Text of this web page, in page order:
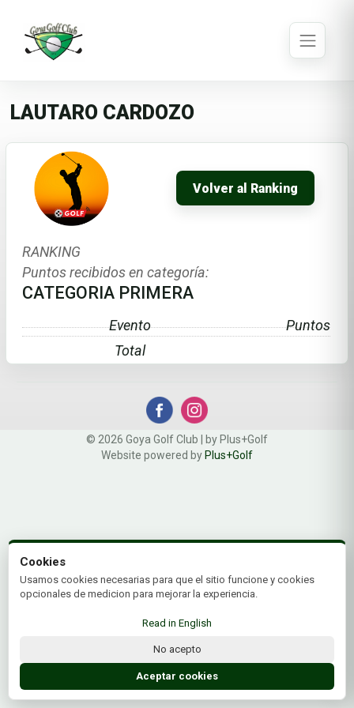
LAUTARO CARDOZO
Volver al Ranking
RANKING
Puntos recibidos en categoría:
CATEGORIA PRIMERA
Evento
Puntos
Total
© 2026 Goya Golf Club | by Plus+Golf
Website powered by Plus+Golf
Cookies
Usamos cookies necesarias para que el sitio funcione y cookies
opcionales de medicion para mejorar la experiencia.
Read in English
No acepto
Aceptar cookies